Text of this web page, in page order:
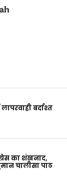
बर्दाश्त
का शंखनाद,
चालीसा पाठ